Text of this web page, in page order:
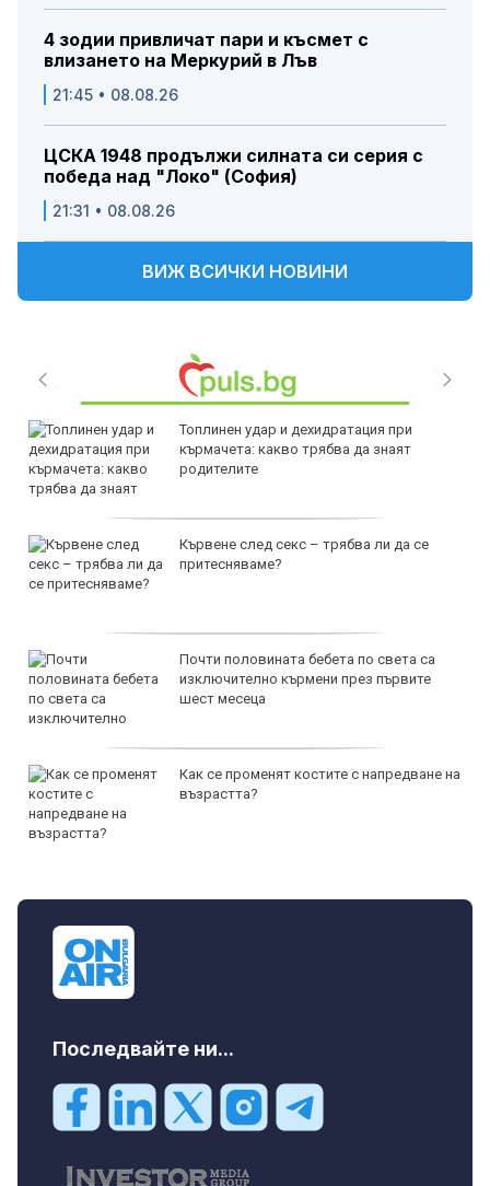
4 зодии привличат пари и късмет с
влизането на Меркурий в Лъв
21:45 • 08.08.26
ЦСКА 1948 продължи силната си серия с
победа над "Локо" (София)
21:31 • 08.08.26
ВИЖ ВСИЧКИ НОВИНИ
Топлинен удар и дехидратация при
кърмачета: какво трябва да знаят
родителите
Кървене след секс – трябва ли да се
притесняваме?
Почти половината бебета по света са
изключително кърмени през първите
шест месеца
Как се променят костите с напредване на
възрастта?
Последвайте ни...